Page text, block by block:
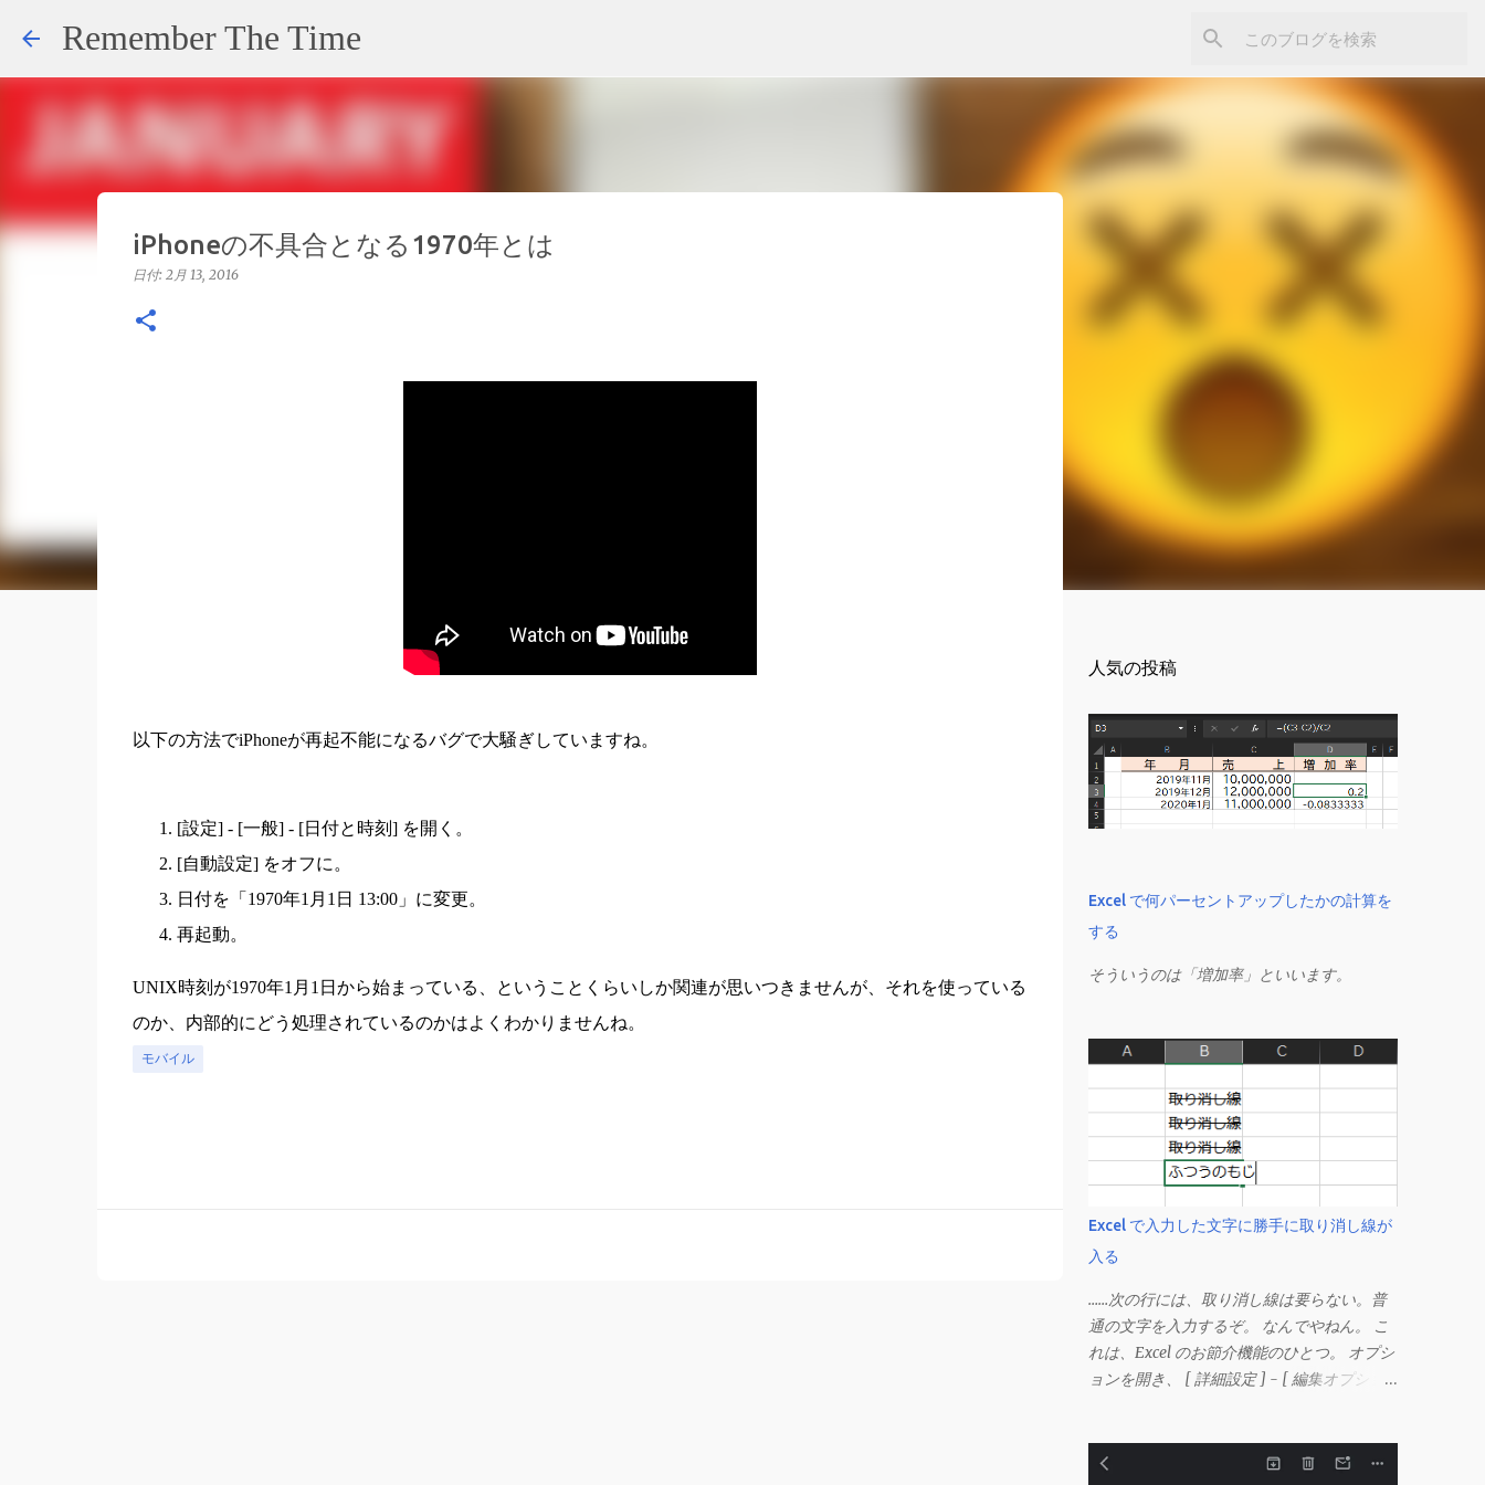
Remember The Time
iPhoneの不具合となる1970年とは
日付: 2月 13, 2016
以下の方法でiPhoneが再起不能になるバグで大騒ぎしていますね。
[設定] - [一般] - [日付と時刻] を開く。
[自動設定] をオフに。
日付を「1970年1月1日 13:00」に変更。
再起動。
UNIX時刻が1970年1月1日から始まっている、ということくらいしか関連が思いつきませんが、それを使っている
のか、内部的にどう処理されているのかはよくわかりませんね。
モバイル
人気の投稿
Excel で何パーセントアップしたかの計算を
する
そういうのは「増加率」といいます。
Excel で入力した文字に勝手に取り消し線が
入る
……次の行には、取り消し線は要らない。普
通の文字を入力するぞ。 なんでやねん。 こ
れは、Excel のお節介機能のひとつ。 オプシ
ョンを開き、 [ 詳細設定 ] - [ 編集オプショ
能は、同じ形式（この場合は取り消し線）が